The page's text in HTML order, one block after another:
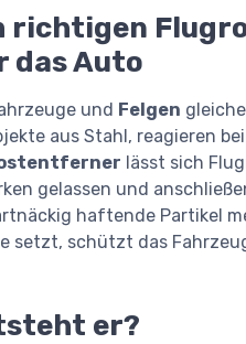
richtigen
das Auto
und Felgen
aus Stahl, reagieren
lässt sich
gelassen und
haftende Partikel
setzt, schützt das
er?